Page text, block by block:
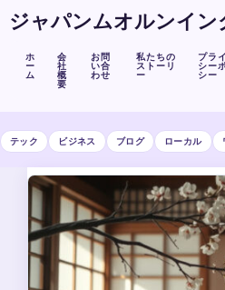
ジャパンムオルンイン
ホ
ー
ム
会
社
概
要
お問
い合
わせ
私たちの
ストーリ
ー
プラ
シー
シー
テック ビジネス ブログ ローカル